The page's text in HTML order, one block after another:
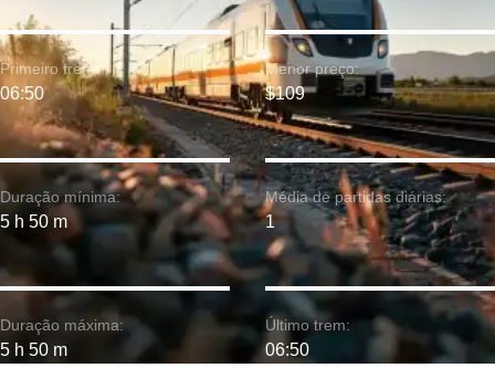
Duração mínima:
5 h 50 m
Primeiro trem:
06:50
Duração máxima:
5 h 50 m
Menor preço:
$109
Média de partidas diárias:
1
Último trem:
06:50